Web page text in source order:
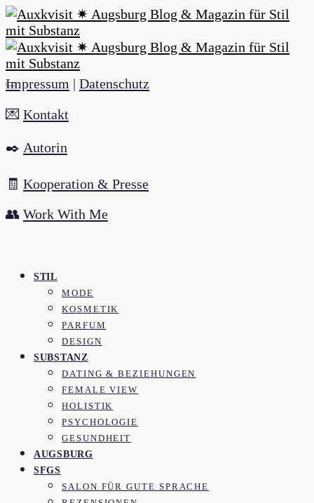
Impressum | Datenschutz
💌 Kontakt
✒️ Autorin
🧾 Kooperation & Presse
👥 Work With Me
STIL
MODE
KOSMETIK
PARFUM
DESIGN
SUBSTANZ
DATING & BEZIEHUNGEN
FEMALE VIEW
HOLISTIK
PSYCHOLOGIE
GESUNDHEIT
AUGSBURG
SFGS
SALON FÜR GUTE SPRACHE